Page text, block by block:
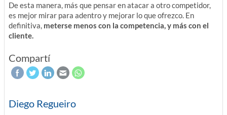
De esta manera, más que pensar en atacar a otro competidor,
es mejor mirar para adentro y mejorar lo que ofrezco. En
definitiva, meterse menos con la competencia, y más con el
cliente.
Compartí
Diego Regueiro